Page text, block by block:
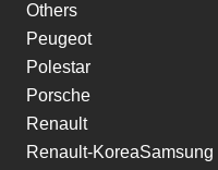
Others
Peugeot
Polestar
Porsche
Renault
Renault-KoreaSamsung